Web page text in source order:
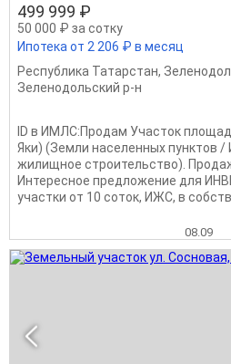
499 999 ₽
50 000 ₽ за сотку
Ипотека от 2 206 ₽ в месяц
Республика Татарстан,
Зеленодольский р-н
ID в ИМЛС:Продам Участок
Яки) (Земли населенных пунктов /
жилищное строительство).
Интересное предложение для
участки от 10 соток, ИЖС, в
08.09